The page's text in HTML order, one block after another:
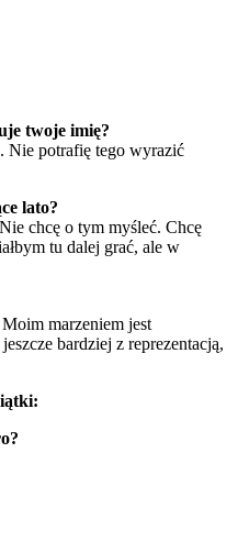
twoje imię?
Nie potrafię tego wyrazić
lato?
chcę o tym myśleć. Chcę
tu dalej grać, ale w
marzeniem jest
bardziej z reprezentacją,